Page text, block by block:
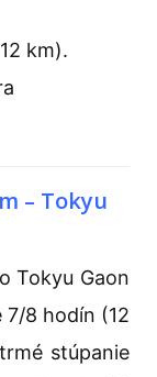
km).
– Tokyu
Tokyu Gaon
8 hodín (12
stúpanie